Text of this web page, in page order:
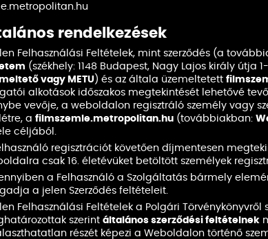
rendelkezések
Felhasználási Feltételek, mint szerződés (a
(székhely: 1148 Budapest, Nagy Lajos király útja
vagy METU ) és az általa üzemeltetett
alkotások időszakos megtekintését lehetővé
vevője, a weboldalon regisztráló személy vagy
a filmszemle.metropolitan.hu (továbbiakban:
céljából.
regisztrációt követően díjmentesen
csak 16. életévüket betöltött személyek
a Felhasználó a Szolgáltatás bármely
a jelen Szerződés feltételeit.
Felhasználási Feltételek a Polgári Törvénykönyvről
szerint általános szerződési feltételnek
részét képezi a Weboldalon történő